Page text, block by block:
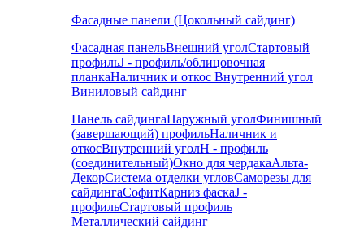
Фасадные панели (Цокольный сайдинг)
Фасадная панельВнешний уголСтартовый
профильJ - профиль/облицовочная
планкаНаличник и откос Внутренний угол
Виниловый сайдинг
Панель сайдингаНаружный уголФинишный
(завершающий) профильНаличник и
откосВнутренний уголH - профиль
(соединительный)Окно для чердакаАльта-
ДекорСистема отделки угловСаморезы для
сайдингаСофитКарниз фаскаJ -
профильСтартовый профиль
Металлический сайдинг